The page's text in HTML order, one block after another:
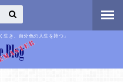
生き、自分色の人生を持つ」